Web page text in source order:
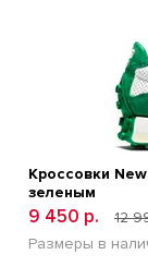
Кроссовки
зеленым
9 450 р.
12
Размеры в